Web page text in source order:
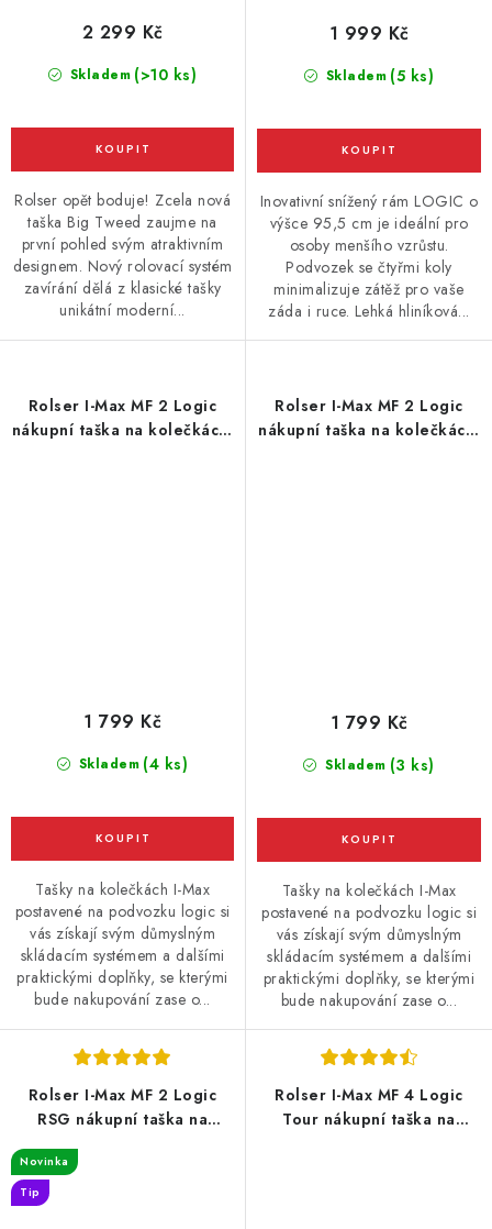
Skladem (>10 ks)
2 299 Kč
Rolser opět boduje! Zcela nová
taška Big Tweed zaujme na
první pohled svým atraktivním
designem. Nový rolovací systém
zavírání dělá z klasické tašky
unikátní moderní...
Skladem (5 ks)
1 999 Kč
Inovativní snížený rám LOGIC o
výšce 95,5 cm je ideální pro
osoby menšího vzrůstu.
Podvozek se čtyřmi koly
minimalizuje zátěž pro vaše
záda i ruce. Lehká hliníková...
Rolser I-Max MF 2 Logic
nákupní taška na kolečkách,
Skladem (4 ks)
1 799 Kč
Tašky na kolečkách I-Max
postavené na podvozku logic si
vás získají svým důmyslným
skládacím systémem a dalšími
praktickými doplňky, se kterými
bude nakupování zase o...
Rolser I-Max MF 2 Logic
nákupní taška na kolečkách,
Skladem (3 ks)
1 799 Kč
Tašky na kolečkách I-Max
postavené na podvozku logic si
vás získají svým důmyslným
skládacím systémem a dalšími
praktickými doplňky, se kterými
bude nakupování zase o...
Rolser I-Max MF 2 Logic
RSG nákupní taška na
velkých kolečkách,
Novinka
Tip
Rolser I-Max MF 4 Logic
Tour nákupní taška na